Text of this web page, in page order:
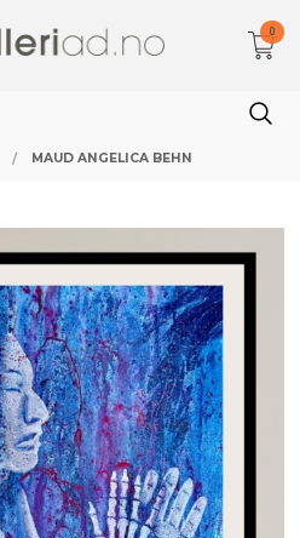
0
MAUD ANGELICA BEHN